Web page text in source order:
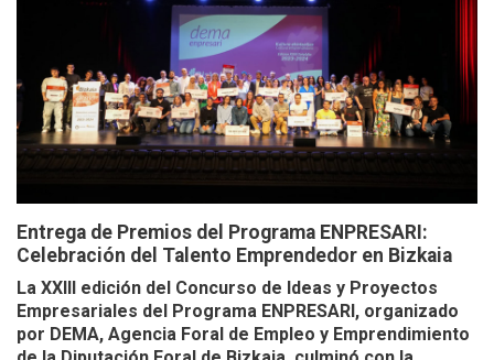
Entrega de Premios del Programa ENPRESARI:
Celebración del Talento Emprendedor en Bizkaia
La XXIII edición del Concurso de Ideas y Proyectos
Empresariales del Programa ENPRESARI, organizado
por DEMA, Agencia Foral de Empleo y Emprendimiento